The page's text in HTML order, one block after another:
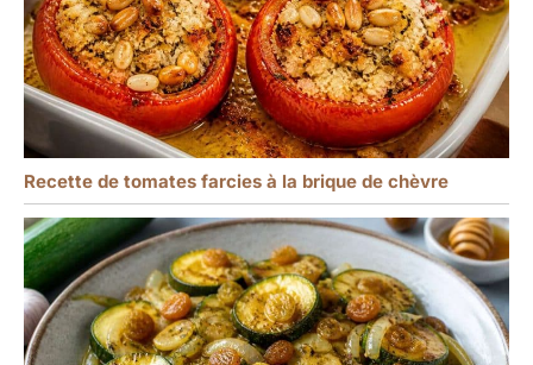
Recette de tomates farcies à la brique de chèvre